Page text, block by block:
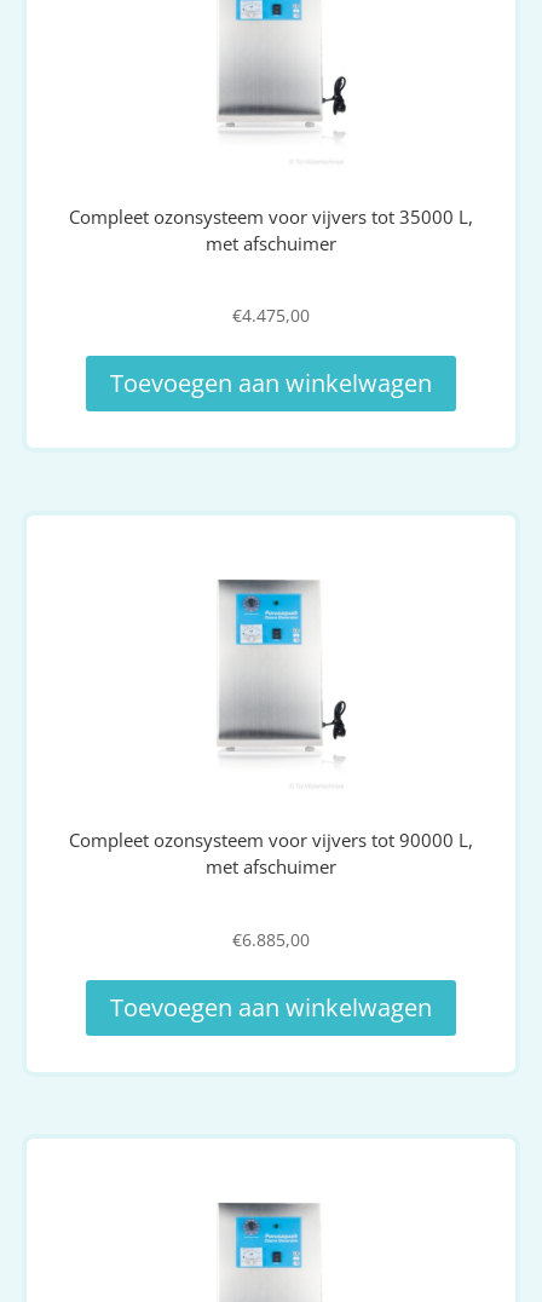
Compleet ozonsysteem voor vijvers tot 35000 L,
met afschuimer
€4.475,00
Toevoegen aan winkelwagen
Compleet ozonsysteem voor vijvers tot 90000 L,
met afschuimer
€6.885,00
Toevoegen aan winkelwagen